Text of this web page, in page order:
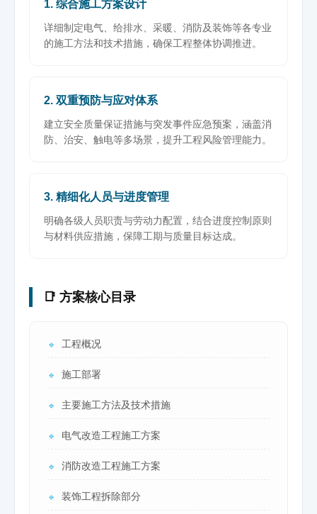
1. 综合施工方案设计
详细制定电气、给排水、采暖、消防及装饰等各专业
的施工方法和技术措施，确保工程整体协调推进。
2. 双重预防与应对体系
建立安全质量保证措施与突发事件应急预案，涵盖消
防、治安、触电等多场景，提升工程风险管理能力。
3. 精细化人员与进度管理
明确各级人员职责与劳动力配置，结合进度控制原则
与材料供应措施，保障工期与质量目标达成。
📑 方案核心目录
🔹 工程概况
🔹 施工部署
🔹 主要施工方法及技术措施
🔹 电气改造工程施工方案
🔹 消防改造工程施工方案
🔹 装饰工程拆除部分